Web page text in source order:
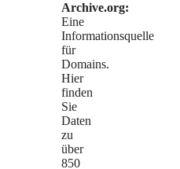
Archive.org:
Eine
Informationsquelle
für
Domains.
Hier
finden
Sie
Daten
zu
über
850